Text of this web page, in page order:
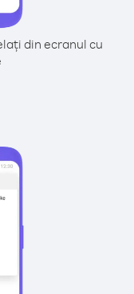
din ecranul cu